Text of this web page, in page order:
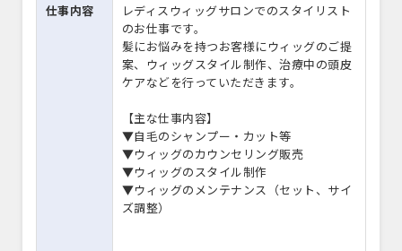
仕事内容
レディスウィッグサロンでのスタイリスト
のお仕事です。
髪にお悩みを持つお客様にウィッグのご提
案、ウィッグスタイル制作、治療中の頭皮
ケアなどを行っていただきます。
【主な仕事内容】
▼自毛のシャンプー・カット等
▼ウィッグのカウンセリング販売
▼ウィッグのスタイル制作
▼ウィッグのメンテナンス（セット、サイ
ズ調整）